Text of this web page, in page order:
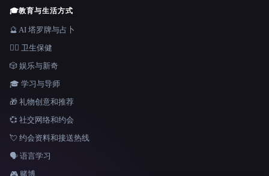
🎓教育与生活方式
🔮 AI 塔罗牌与占卜
👩‍⚕️ 卫生保健
🎲 娱乐与新奇
🎓 学习与导师
🎁 礼物创意和推荐
💞 社交网络和约会
💘 约会资料和接送热线
🗣️ 语言学习
🎮 赌博